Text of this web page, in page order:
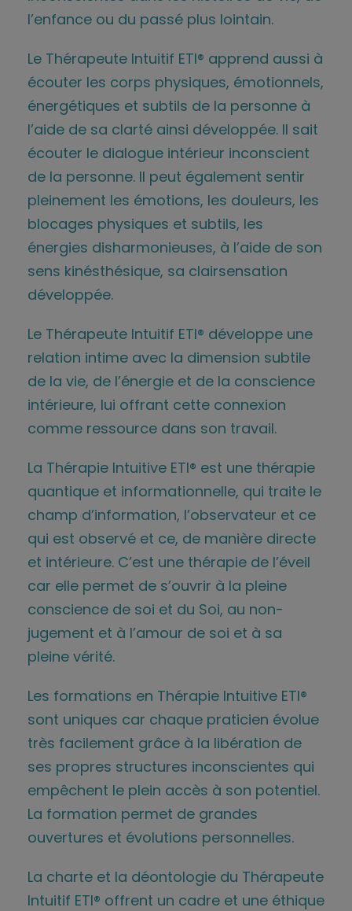
l’enfance ou du passé plus lointain.
Le Thérapeute Intuitif ETI® apprend aussi à
écouter les corps physiques, émotionnels,
énergétiques et subtils de la personne à
l’aide de sa clarté ainsi développée. Il sait
écouter le dialogue intérieur inconscient
de la personne. Il peut également sentir
pleinement les émotions, les douleurs, les
blocages physiques et subtils, les
énergies disharmonieuses, à l’aide de son
sens kinésthésique, sa clairsensation
développée.
Le Thérapeute Intuitif ETI® développe une
relation intime avec la dimension subtile
de la vie, de l’énergie et de la conscience
intérieure, lui offrant cette connexion
comme ressource dans son travail.
La Thérapie Intuitive ETI® est une thérapie
quantique et informationnelle, qui traite le
champ d’information, l’observateur et ce
qui est observé et ce, de manière directe
et intérieure. C’est une thérapie de l’éveil
car elle permet de s’ouvrir à la pleine
conscience de soi et du Soi, au non-
jugement et à l’amour de soi et à sa
pleine vérité.
Les formations en Thérapie Intuitive ETI®
sont uniques car chaque praticien évolue
très facilement grâce à la libération de
ses propres structures inconscientes qui
empêchent le plein accès à son potentiel.
La formation permet de grandes
ouvertures et évolutions personnelles.
La charte et la déontologie du Thérapeute
Intuitif ETI® offrent un cadre et une éthique